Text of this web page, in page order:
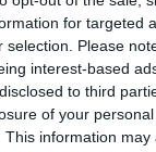
for targeted
selection. Please
interest-based
to third
of your
This information
για